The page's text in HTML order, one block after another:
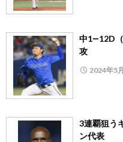
中1―12D
攻
2024年5
3連覇狙う
ン代表